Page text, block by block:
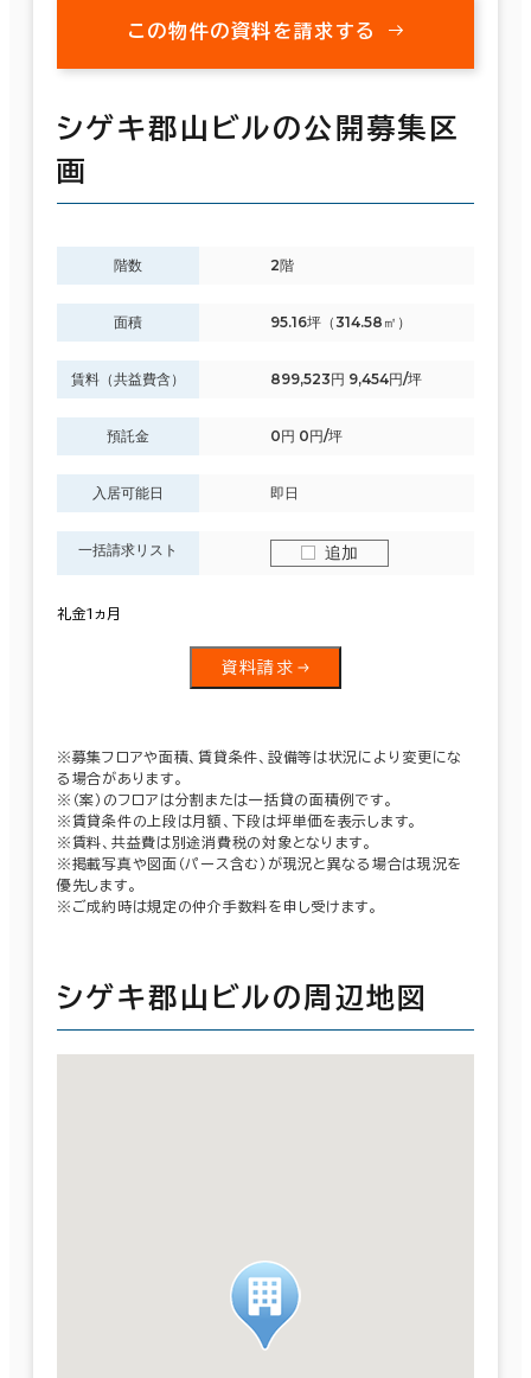
この物件の資料を請求する
シゲキ郡山ビルの公開募集区
画
階数 2階
面積 95.16坪（314.58㎡）
賃料（共益費含） 899,523円 9,454円/坪
預託金 0円 0円/坪
入居可能日 即日
一括請求リスト 追加
礼金1ヵ月
資料請求
※募集フロアや面積、賃貸条件、設備等は状況により変更にな
る場合があります。
※（案）のフロアは分割または一括貸の面積例です。
※賃貸条件の上段は月額、下段は坪単価を表示します。
※賃料、共益費は別途消費税の対象となります。
※掲載写真や図面（パース含む）が現況と異なる場合は現況を
優先します。
※ご成約時は規定の仲介手数料を申し受けます。
シゲキ郡山ビルの周辺地図